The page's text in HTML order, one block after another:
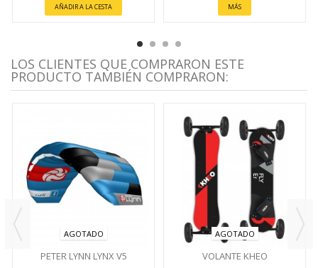
AÑADIR A LA CESTA MÁS
LOS CLIENTES QUE COMPRARON ESTE
PRODUCTO TAMBIÉN COMPRARON:
AGOTADO
PETER LYNN LYNX V5
AGOTADO
VOLANTE KHEO